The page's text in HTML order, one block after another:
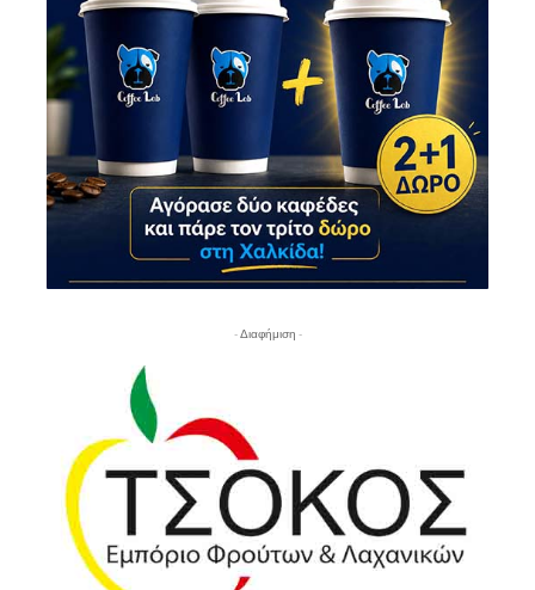
- Διαφήμιση -